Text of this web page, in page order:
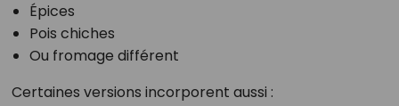
Épices
Pois chiches
Ou fromage différent
Certaines versions incorporent aussi :